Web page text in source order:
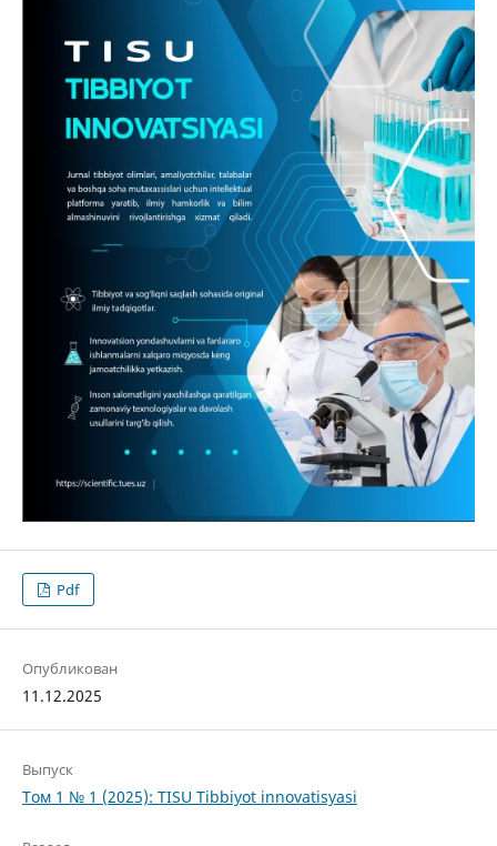
Pdf
Опубликован
11.12.2025
Выпуск
Том 1 № 1 (2025): TISU Tibbiyot innovatisyasi